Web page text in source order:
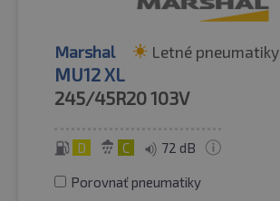
Marshal Letné pneumatiky
MU12 XL
245/45R20103V
D C 72 dB
Porovnať pneumatiky